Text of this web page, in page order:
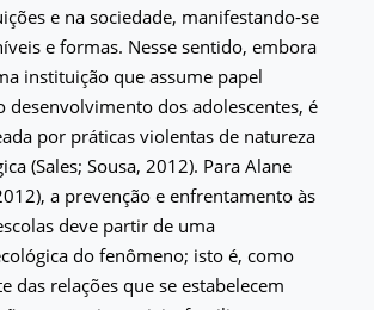
e na sociedade, manifestando-se
e formas. Nesse sentido, embora
instituição que assume papel
desenvolvimento dos adolescentes, é
por práticas violentas de natureza
(Sales; Sousa, 2012). Para Alane
a prevenção e enfrentamento às
deve partir de uma
do fenômeno; isto é, como
das relações que se estabelecem